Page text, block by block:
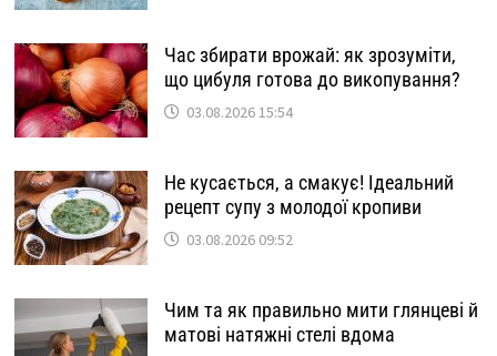
Час збирати врожай: як зрозуміти,
що цибуля готова до викопування?
03.08.2026 15:54
Не кусається, а смакує! Ідеальний
рецепт супу з молодої кропиви
03.08.2026 09:52
Чим та як правильно мити глянцеві й
матові натяжні стелі вдома